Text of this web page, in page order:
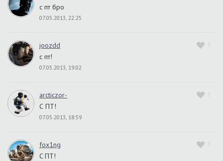
с пт бро
07.05.2013, 22:25
3
joozdd
с пт!
07.05.2013, 19:02
3
arcticzor-
С ПТ!
07.05.2013, 18:59
3
fox1ng
C ПТ!